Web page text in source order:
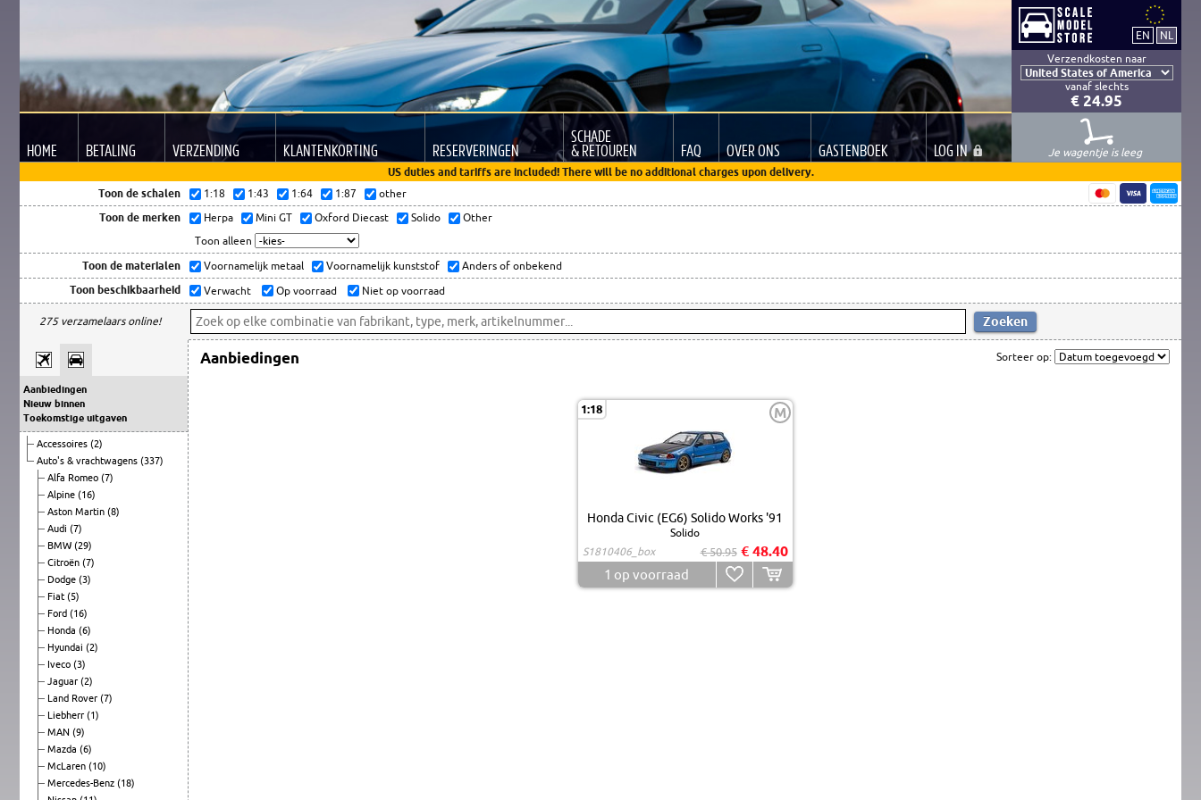
Verzendkosten naar
vanaf slechts
€ 24.95
HOME BETALING VERZENDING KLANTENKORTING RESERVERINGEN
SCHADE
& RETOUREN FAQ OVER ONS GASTENBOEK LOGIN
Je wagentje is leeg
US duties and tariffs are included! There will be no additional charges upon delivery.
Toon de schalen
1:18 1:43 1:64 1:87 other
Toon de merken Herpa Mini GT Oxford Diecast Solido
Other
Toon alleen
Toon de materialen Voornamelijk metaal Voornamelijk kunststof Anders of onbekend
Toon beschikbaarheid Verwacht Op voorraad Niet op voorraad
275 verzamelaars online!
Aanbiedingen
Nieuw binnen
Toekomstige uitgaven
Accessoires (2)
Auto's & vrachtwagens (337)
Alfa Romeo (7)
Alpine (16)
Aston Martin (8)
Audi (7)
BMW (29)
Citroën (7)
Dodge (3)
Fiat (5)
Ford (16)
Honda (6)
Hyundai (2)
Iveco (3)
Jaguar (2)
Land Rover (7)
Liebherr (1)
MAN (9)
Mazda (6)
McLaren (10)
Mercedes-Benz (18)
Aanbiedingen Sorteer op:
1:18 M
Honda Civic (EG6) Solido Works '91
Solido
S1810406_box
€ 50.95€ 48.40
1 op voorraad